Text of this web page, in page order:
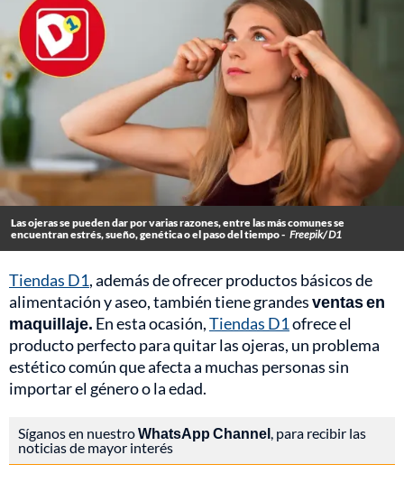
Las ojeras se pueden dar por varias razones, entre las más comunes se
encuentran estrés, sueño, genética o el paso del tiempo - Freepik/ D1
Tiendas D1, además de ofrecer productos básicos de
alimentación y aseo, también tiene grandesventas en
maquillaje. En esta ocasión,Tiendas D1ofrece el
producto perfecto para quitar las ojeras, un problema
estético común que afecta a muchas personas sin
importar el género o la edad.
Síganos en nuestroWhatsApp Channel, para recibir las
noticias de mayor interés